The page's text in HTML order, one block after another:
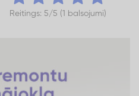
Reitings: 5/5 (1 balsojumi)